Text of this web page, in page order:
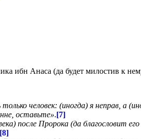
ибн Анаса (да будет милостив к
человек: (иногда) я неправ, а
оставьте».[7]
после Пророка (да благословит
[8]